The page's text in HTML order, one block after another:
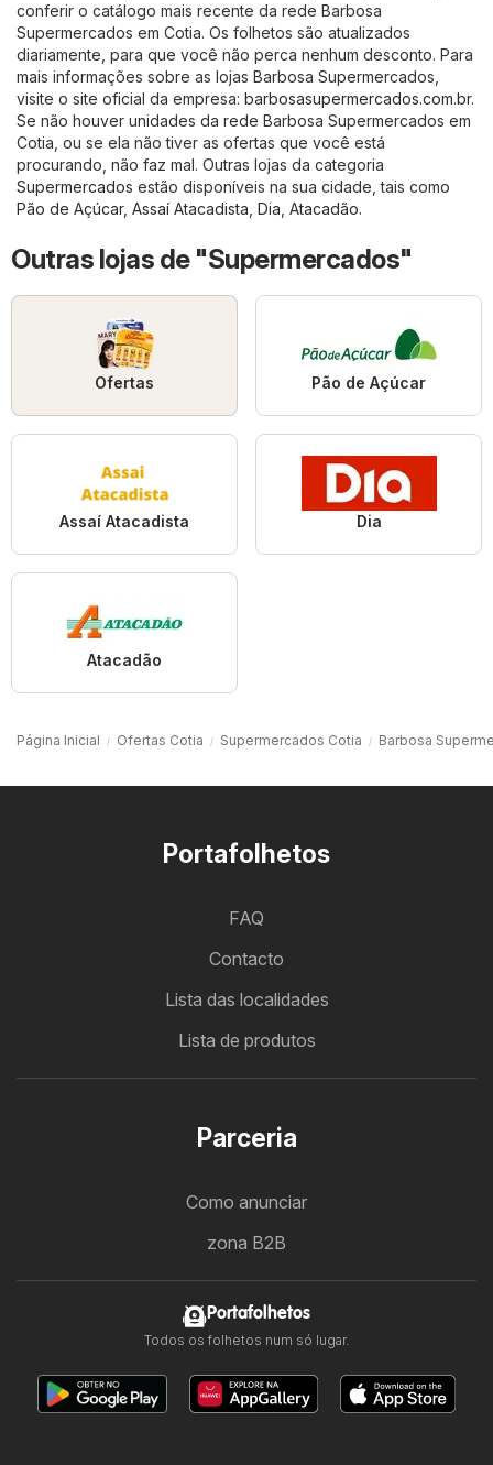
conferir o catálogo mais recente da rede Barbosa
Supermercados em Cotia. Os folhetos são atualizados
diariamente, para que você não perca nenhum desconto. Para
mais informações sobre as lojas Barbosa Supermercados,
visite o site oficial da empresa: barbosasupermercados.com.br.
Se não houver unidades da rede Barbosa Supermercados em
Cotia, ou se ela não tiver as ofertas que você está
procurando, não faz mal. Outras lojas da categoria
Supermercados estão disponíveis na sua cidade, tais como
Pão de Açúcar, Assaí Atacadista, Dia, Atacadão.
Outras lojas de "Supermercados"
Ofertas Pão de Açúcar
Assaí Atacadista Dia
Atacadão
Página Inicial Ofertas Cotia Supermercados Cotia Barbosa
Portafolhetos
FAQ
Contacto
Lista das localidades
Lista de produtos
Parceria
Como anunciar
zona B2B
Portafolhetos
Todos os folhetos num só lugar.